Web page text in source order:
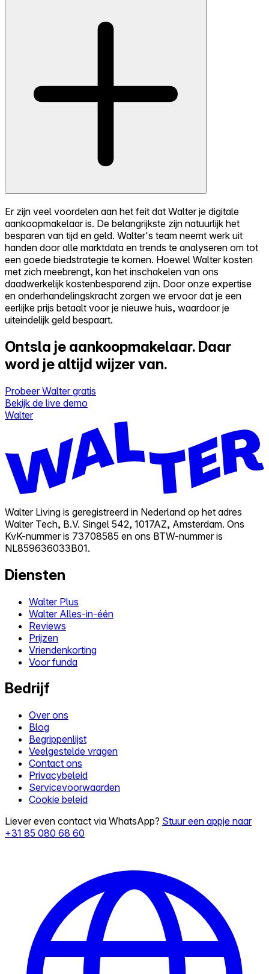
Er zijn veel voordelen aan het feit dat Walter je digitale
aankoopmakelaar is. De belangrijkste zijn natuurlijk het
besparen van tijd en geld. Walter's team neemt werk uit
handen door alle marktdata en trends te analyseren om tot
een goede biedstrategie te komen. Hoewel Walter kosten
met zich meebrengt, kan het inschakelen van ons
daadwerkelijk kostenbesparend zijn. Door onze expertise
en onderhandelingskracht zorgen we ervoor dat je een
eerlijke prijs betaalt voor je nieuwe huis, waardoor je
uiteindelijk geld bespaart.
Ontsla je aankoopmakelaar. Daar
word je altijd wijzer van.
Probeer Walter gratis
Bekijk de live demo
Walter
Walter Living is geregistreerd in Nederland op het adres
Walter Tech, B.V. Singel 542, 1017AZ, Amsterdam. Ons
KvK-nummer is 73708585 en ons BTW-nummer is
NL859636033B01.
Diensten
Walter Plus
Walter Alles-in-één
Reviews
Prijzen
Vriendenkorting
Voor funda
Bedrijf
Over ons
Blog
Begrippenlijst
Veelgestelde vragen
Contact ons
Privacybeleid
Servicevoorwaarden
Cookie beleid
Liever even contact via WhatsApp? Stuur een appje naar
+31 85 080 68 60